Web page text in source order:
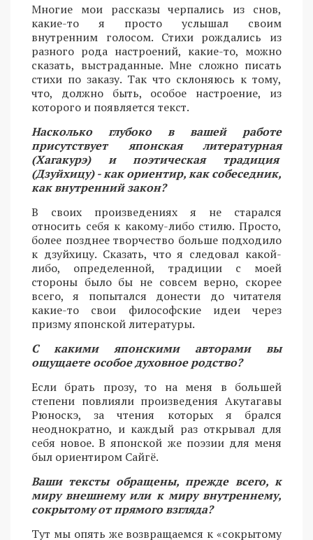
Многие мои рассказы черпались из снов,
какие-то я просто услышал своим
внутренним голосом. Стихи рождались из
разного рода настроений, какие-то, можно
сказать, выстраданные. Мне сложно писать
стихи по заказу. Так что склоняюсь к тому,
что, должно быть, особое настроение, из
которого и появляется текст.
Насколько глубоко в вашей работе
присутствует японская литературная
(Хагакурэ) и поэтическая традиция
(Дзуйхицу) - как ориентир, как собеседник,
как внутренний закон?
В своих произведениях я не старался
относить себя к какому-либо стилю. Просто,
более позднее творчество больше подходило
к дзуйхицу. Сказать, что я следовал какой-
либо, определенной, традиции с моей
стороны было бы не совсем верно, скорее
всего, я попытался донести до читателя
какие-то свои философские идеи через
призму японской литературы.
С какими японскими авторами вы
ощущаете особое духовное родство?
Если брать прозу, то на меня в большей
степени повлияли произведения Акутагавы
Рюноскэ, за чтения которых я брался
неоднократно, и каждый раз открывал для
себя новое. В японской же поэзии для меня
был ориентиром Сайгё.
Ваши тексты обращены, прежде всего, к
миру внешнему или к миру внутреннему,
сокрытому от прямого взгляда?
Тут мы опять же возвращаемся к «сокрытому